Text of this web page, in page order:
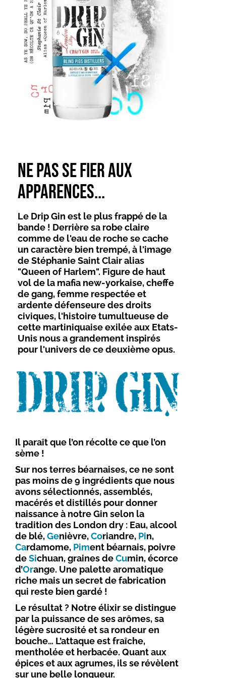
Ne pas se fier aux
apparences...
Le Drip Gin est le plus frappé de la
bande ! Derrière sa robe claire
comme de l'eau de roche se cache
un caractère bien trempé, à l'image
de Stéphanie Saint Clair alias
"Queen of Harlem". Figure de haut
vol de la mafia new-yorkaise, cheffe
de gang, femme respectée et
ardente défenseure des droits
civiques, l'histoire tumultueuse de
cette martiniquaise exilée aux Etats-
Unis nous a grandement inspirés
pour l'univers de ce deuxième opus.
Il paraît que l’on récolte ce que l’on
sème !
Sur nos terres béarnaises, ce ne sont
pas moins de 9 ingrédients que nous
avons sélectionnés, assemblés,
macérés et distillés pour donner
naissance à notre Gin selon la
tradition des London dry : Eau, alcool
de blé,Genièvre,Coriandre, Pin,
Cardamome, Piment béarnais, poivre
deSichuan, graines deCumin, écorce
d’Orange. Une palette aromatique
riche mais un secret de fabrication
qui reste bien gardé !
Le résultat ? Notre élixir se distingue
par la puissance de ses arômes, sa
légère sucrosité et sa rondeur en
bouche… L’attaque est fraîche,
mentholée et herbacée. Quant aux
épices et aux agrumes, ils se révèlent
sur une belle longueur.